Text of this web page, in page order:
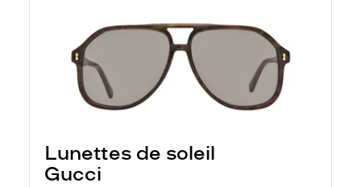
Lunettes de soleil
Gucci